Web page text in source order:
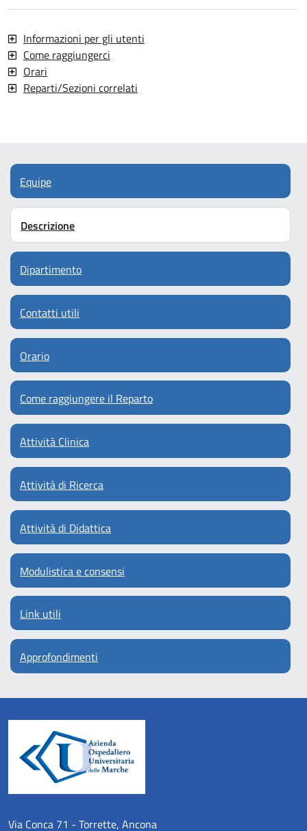
Informazioni per gli utenti
Come raggiungerci
Orari
Reparti/Sezioni correlati
Equipe
Descrizione
Dipartimento
Contatti utili
Orario
Come raggiungere il Reparto
Attività Clinica
Attività di Ricerca
Attività di Didattica
Modulistica e consensi
Link utili
Approfondimenti
Via Conca 71 - Torrette, Ancona